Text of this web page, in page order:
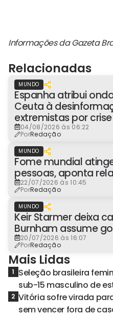
Informações da Gazeta
Relacionadas
MUNDO
Espanha atribui
Ceuta à
extremistas por
04/08/2026 às 06:22
PorRedação
MUNDO
Fome mundial
pessoas, aponta
22/07/2026 às 10:45
PorRedação
MUNDO
Keir Starmer deixa
Burnham assume
20/07/2026 às 16:07
PorRedação
Mais Lidas
1 Seleção brasileira
sub-15 masculino de
2 Vitória sofre virada
sem vencer fora de